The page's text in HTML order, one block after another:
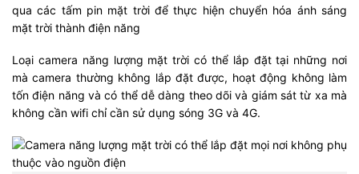
qua các tấm pin mặt trời để thực hiện chuyển hóa ánh sáng
mặt trời thành điện năng
Loại camera năng lượng mặt trời có thể lắp đặt tại những nơi
mà camera thường không lắp đặt được, hoạt động không làm
tốn điện năng và có thể dễ dàng theo dõi và giám sát từ xa mà
không cần wifi chỉ cần sử dụng sóng 3G và 4G.